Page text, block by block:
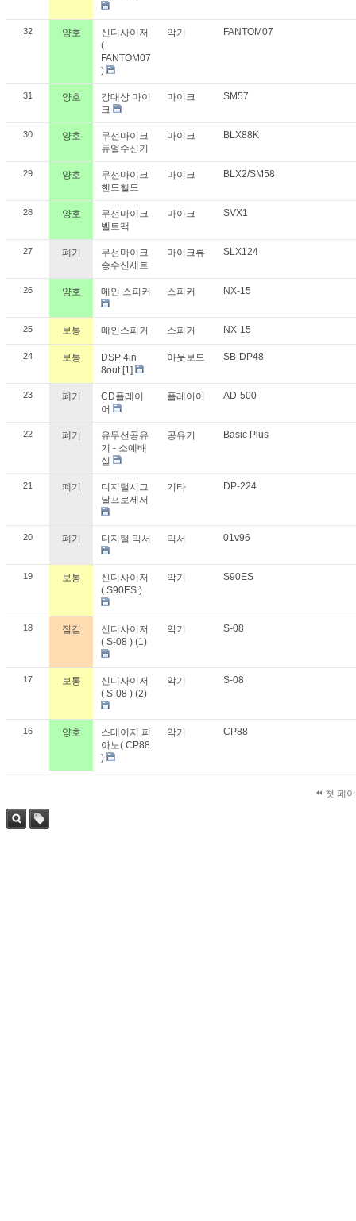
32 양호
신디사이저
(
FANTOM07
)
악기 FANTOM07
31 양호
강대상 마이
크
마이크 SM57
30 양호
무선마이크
듀얼수신기
마이크 BLX88K
29 양호
무선마이크
핸드헬드
마이크 BLX2/SM58
28 양호
무선마이크
벨트팩
마이크 SVX1
27 폐기
무선마이크
송수신세트
마이크류 SLX124
26 양호 메인 스피커 스피커 NX-15
25 보통 메인스피커 스피커 NX-15
24 보통
DSP 4in
8out [1]
아웃보드 SB-DP48
23 폐기
CD플레이
어
플레이어 AD-500
22 폐기
유무선공유
기 - 소예배
실
공유기 Basic Plus
21 폐기
디지털시그
날프로세서
기타 DP-224
20 폐기 디지털 믹서 믹서 01v96
19 보통
신디사이저
( S90ES )
악기 S90ES
18 점검
신디사이저
( S-08 ) (1)
악기 S-08
17 보통
신디사이저
( S-08 ) (2)
악기 S-08
16 양호
스테이지 피
아노( CP88
)
악기 CP88
첫 페